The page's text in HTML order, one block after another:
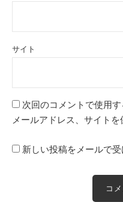
サイト
次回のコメントで使用
メールアドレス、サイトを
新しい投稿をメールで受